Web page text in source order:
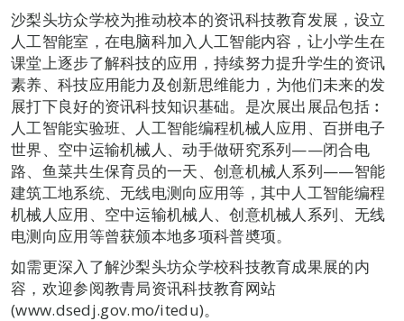
沙梨头坊众学校为推动校本的资讯科技教育发展，设立
人工智能室，在电脑科加入人工智能内容，让小学生在
课堂上逐步了解科技的应用，持续努力提升学生的资讯
素养、科技应用能力及创新思维能力，为他们未来的发
展打下良好的资讯科技知识基础。是次展出展品包括︰
人工智能实验班、人工智能编程机械人应用、百拼电子
世界、空中运输机械人、动手做研究系列——闭合电
路、鱼菜共生保育员的一天、创意机械人系列——智能
建筑工地系统、无线电测向应用等，其中人工智能编程
机械人应用、空中运输机械人、创意机械人系列、无线
电测向应用等曾获颁本地多项科普奬项。
如需更深入了解沙梨头坊众学校科技教育成果展的内
容，欢迎参阅教青局资讯科技教育网站
(www.dsedj.gov.mo/itedu)。